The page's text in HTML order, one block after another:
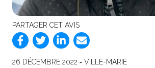
PARTAGER CET AVIS
26 DÉCEMBRE 2022 ‐ VILLE-MARIE